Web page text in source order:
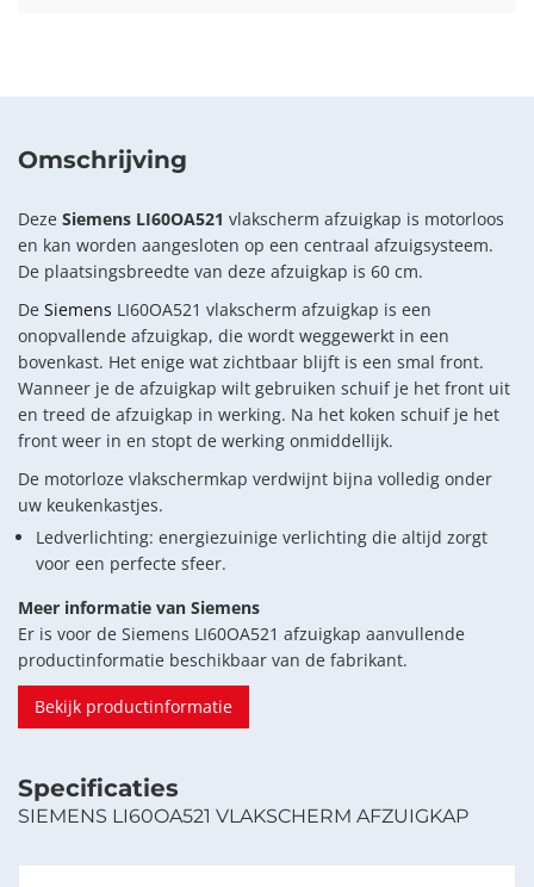
Omschrijving
Deze Siemens LI60OA521 vlakscherm afzuigkap is motorloos
en kan worden aangesloten op een centraal afzuigsysteem.
De plaatsingsbreedte van deze afzuigkap is 60 cm.
De Siemens LI60OA521 vlakscherm afzuigkap is een
onopvallende afzuigkap, die wordt weggewerkt in een
bovenkast. Het enige wat zichtbaar blijft is een smal front.
Wanneer je de afzuigkap wilt gebruiken schuif je het front uit
en treed de afzuigkap in werking. Na het koken schuif je het
front weer in en stopt de werking onmiddellijk.
De motorloze vlakschermkap verdwijnt bijna volledig onder
uw keukenkastjes.
Ledverlichting: energiezuinige verlichting die altijd zorgt
voor een perfecte sfeer.
Meer informatie van Siemens
Er is voor de Siemens LI60OA521 afzuigkap aanvullende
productinformatie beschikbaar van de fabrikant.
Bekijk productinformatie
Specificaties
SIEMENS LI60OA521 VLAKSCHERM AFZUIGKAP